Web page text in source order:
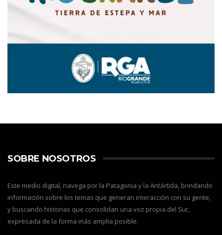
SOBRE NOSOTROS
Este medio digital, navega por la Patagonia y la Antártida, brindando
información sobre los temas que generan interacción con su gente,
y buscando historias que consolidan una voz propia del Sur,
expresada de la forma más amplia posible.